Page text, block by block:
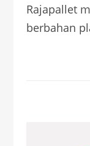
Rajapallet
berbahan